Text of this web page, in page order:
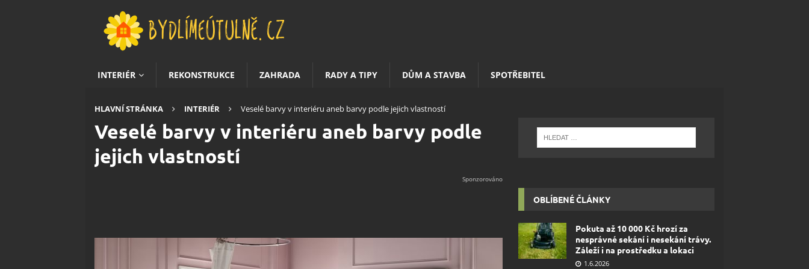
INTERIÉR REKONSTRUKCE ZAHRADA RADY A TIPY DŮM A STAVBA SPOTŘEBITEL
HLAVNÍ STRÁNKA INTERIÉR Veselé barvy v interiéru aneb barvy podle jejich vlastností
Veselé barvy v interiéru aneb barvy podle
jejich vlastností
OBLÍBENÉ ČLÁNKY
Pokuta až 10 000 Kč hrozí za
nesprávné sekání i nesekání trávy.
Záleží i na prostředku a lokaci
1.6.2026